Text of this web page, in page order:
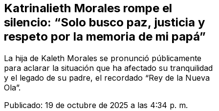
Katrinalieth Morales rompe el
silencio: “Solo busco paz, justicia y
respeto por la memoria de mi papá”
La hija de Kaleth Morales se pronunció públicamente
para aclarar la situación que ha afectado su tranquilidad
y el legado de su padre, el recordado “Rey de la Nueva
Ola”.
Publicado: 19 de octubre de 2025 a las 4:34 p. m.